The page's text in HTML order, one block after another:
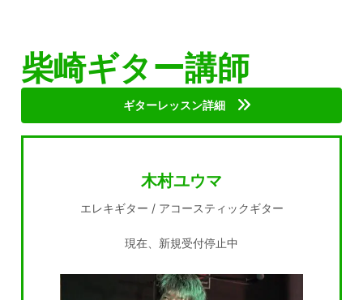
柴崎ギター講師
ギターレッスン詳細
木村ユウマ
エレキギター / アコースティックギター
現在、新規受付停止中